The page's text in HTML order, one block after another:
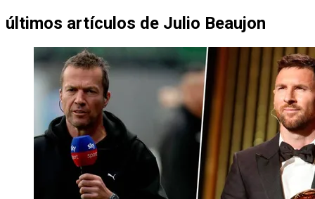
últimos artículos de Julio Beaujon